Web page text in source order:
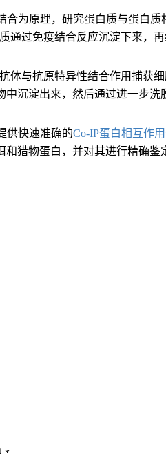
为原理，研究蛋白质与蛋白质
通过免疫结合反应沉淀下来，
体与抗原特异性结合作用捕获
沉淀出来，然后通过进一步洗
供快速准确的Co-IP蛋白相互作
猎物蛋白，并对其进行精确鉴
*